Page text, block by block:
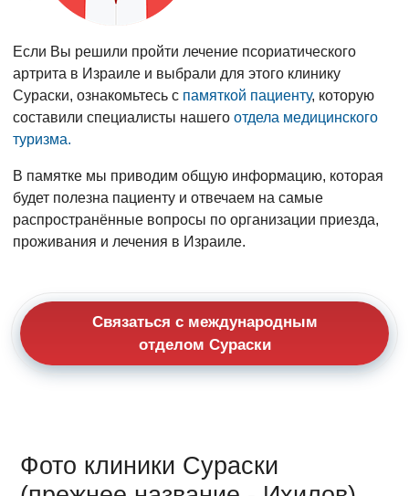
Если Вы решили пройти лечение псориатического
артрита в Израиле и выбрали для этого клинику
Сураски, ознакомьтесь с памяткой пациенту, которую
составили специалисты нашегоотдела медицинского
туризма.
В памятке мы приводим общую информацию, которая
будет полезна пациенту и отвечаем на самые
распространённые вопросы по организации приезда,
проживания и лечения в Израиле.
Связаться с международным
отделом Сураски
Фото клиники Сураски